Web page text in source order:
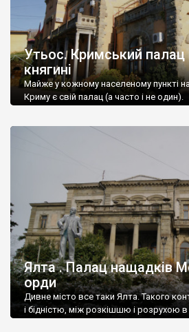
Утьос. Кримський палац
княгині
Майже у кожному населеному пункті
Криму є свій палац (а часто і не один).
Ялта . Палац нащадків
орди
Дивне місто все таки Ялта. Такого
і бідністю, між розкішшю і розрухою в